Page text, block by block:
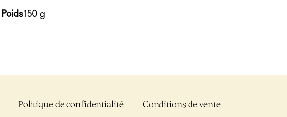
Poids150 g
Politique de confidentialité Conditions de vente